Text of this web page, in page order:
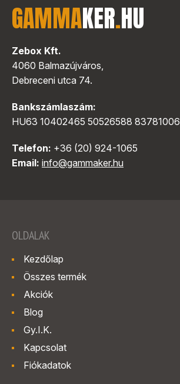
GAMMAKER.HU
Zebox Kft.
4060 Balmazújváros,
Debreceni utca 74.
Bankszámlaszám:
HU63 10402465 50526588 83781006
Telefon: +36 (20) 924-1065
Email: info@gammaker.hu
OLDALAK
Kezdőlap
Összes termék
Akciók
Blog
Gy.I.K.
Kapcsolat
Fiókadatok